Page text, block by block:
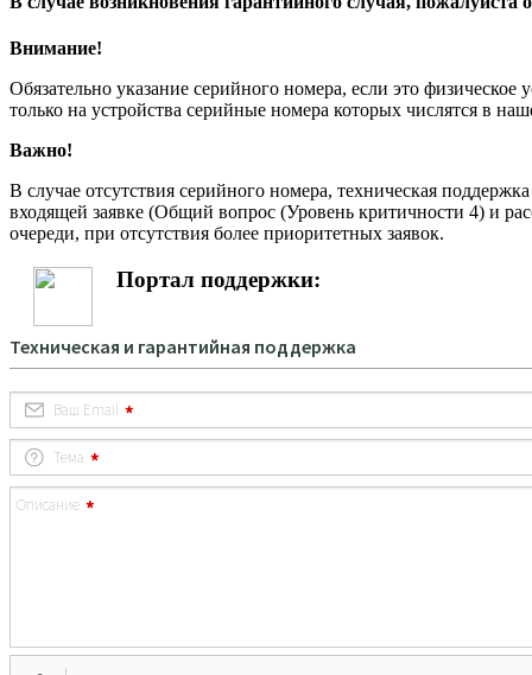
Внимание!
Обязательно указание серийного номера, если это физическое
только на устройства серийные номера которых числятся в
Важно!
В случае отсутствия серийного номера, техническая
входящей заявке (Общий вопрос (Уровень критичности 4) и
очереди, при отсутствия более приоритетных заявок.
Портал поддержки: